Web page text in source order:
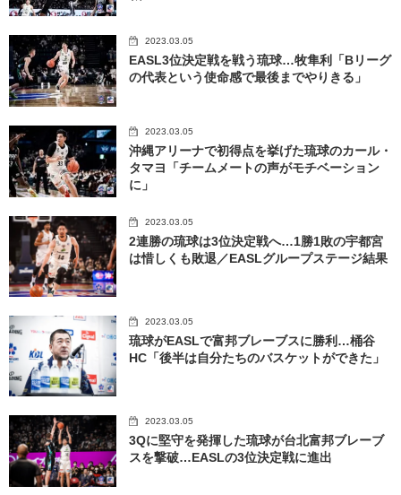
2023.03.05
EASL3位決定戦を戦う琉球…牧隼利「Bリーグ
の代表という使命感で最後までやりきる」
2023.03.05
沖縄アリーナで初得点を挙げた琉球のカール・
タマヨ「チームメートの声がモチベーション
に」
2023.03.05
2連勝の琉球は3位決定戦へ…1勝1敗の宇都宮
は惜しくも敗退／EASLグループステージ結果
2023.03.05
琉球がEASLで富邦ブレーブスに勝利…桶谷
HC「後半は自分たちのバスケットができた」
2023.03.05
3Qに堅守を発揮した琉球が台北富邦ブレーブ
スを撃破…EASLの3位決定戦に進出